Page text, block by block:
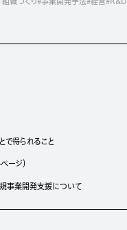
で得られること
ージ）
事業開発支援について